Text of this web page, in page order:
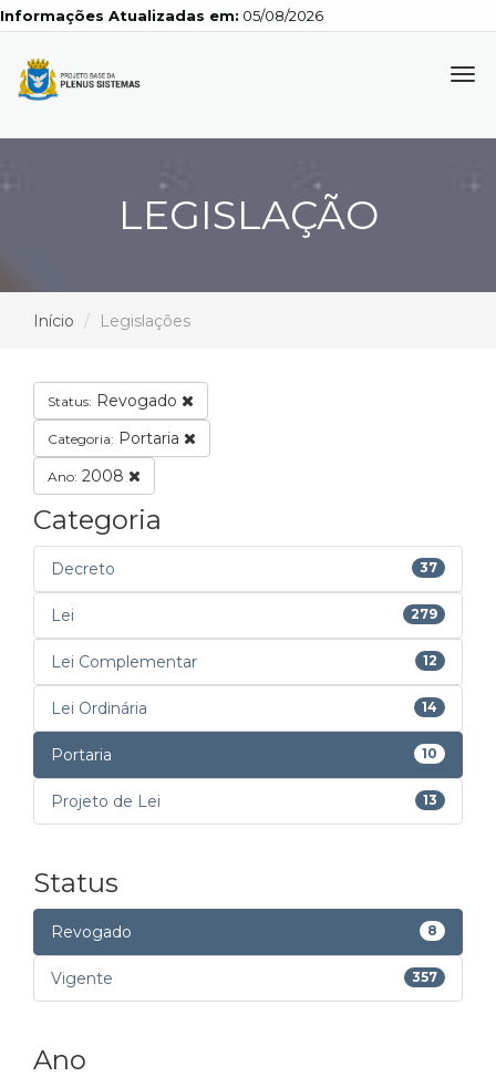
Atualizadas em: 05/08/2026
LEGISLAÇÃO
Início Legislações
Status: Revogado
Categoria: Portaria
Ano: 2008
Categoria
Decreto 37
Lei 279
Lei Complementar 12
Lei Ordinária 14
Portaria 10
Projeto de Lei 13
Status
Revogado 8
Vigente 357
Ano